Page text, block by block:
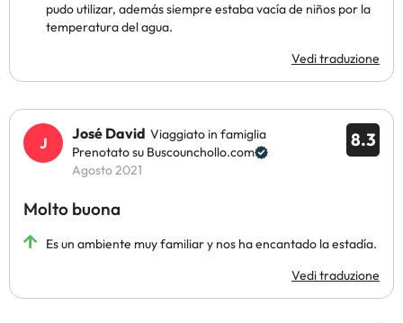
pudo utilizar, además siempre estaba vacía de niños por la
temperatura del agua.
Vedi traduzione
8.3
José David Viaggiato in famiglia
Prenotato su Buscounchollo.com
Agosto 2021
Molto buona
Es un ambiente muy familiar y nos ha encantado la estadía.
Vedi traduzione